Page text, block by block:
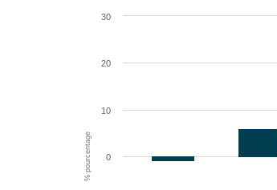
% pourcentage 0
10
20
30